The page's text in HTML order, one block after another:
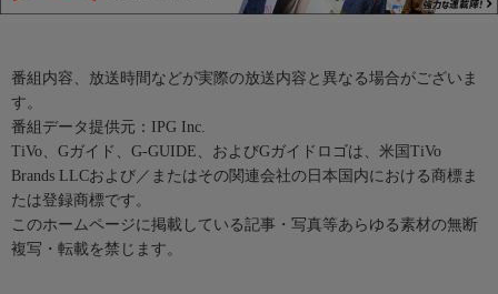
番組内容、放送時間などが実際の放送内容と異なる場合がございま
す。
番組データ提供元：IPG Inc.
TiVo、Gガイド、G-GUIDE、およびGガイドロゴは、米国TiVo
Brands LLCおよび／またはその関連会社の日本国内における商標ま
たは登録商標です。
このホームページに掲載している記事・写真等あらゆる素材の無断
複写・転載を禁じます。